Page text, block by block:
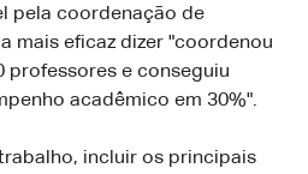
pela coordenação de
mais eficaz dizer "coordenou
professores e conseguiu
acadêmico em 30%".
incluir os principais